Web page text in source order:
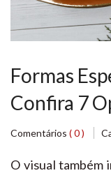
Formas
Confira 7
Comentários ( 0 )
O visual também